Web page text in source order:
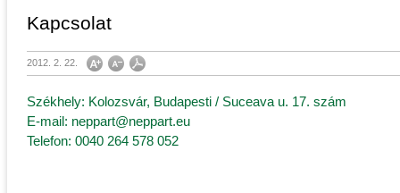
Kapcsolat
2012. 2. 22.
Székhely: Kolozsvár, Budapesti / Suceava u. 17. szám
E-mail: neppart@neppart.eu
Telefon: 0040 264 578 052